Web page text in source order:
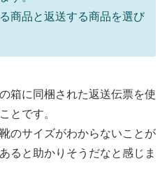
商品と返送する商品を選び
箱に同梱された返送伝票を使
とです。
のサイズがわからないことが
ると助かりそうだなと感じま